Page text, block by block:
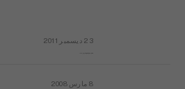
23 ديسمبر 2011
8 مارس 2008